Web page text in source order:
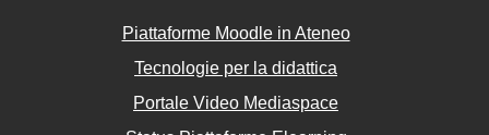
Piattaforme Moodle in Ateneo
Tecnologie per la didattica
Portale Video Mediaspace